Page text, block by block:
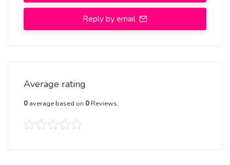
Comprar tarjeta clonada en Finlandia
Comprar tarjeta clonada en Australia
Comprar tarjeta clonada en los Países Bajos
Reply by email
Average rating
0 average based on 0Reviews.